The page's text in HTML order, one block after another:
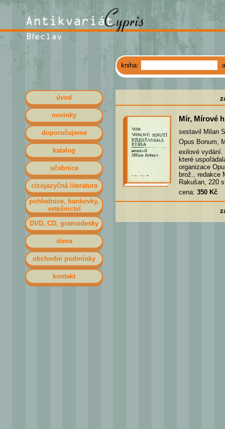
Mír, Mírové
sestavil Milan
Opus Bonum,
exilové vydání.
které
organizace
brož., redakce
Rakušan, 220
cena: 350 Kč
kniha:
úvod
novinky
doporučujeme
katalog
učebnice
cizojazyčná literatura
pohlednice, bankovky,
vetešnictví
DVD, CD, gramodesky
sleva
obchodní podmínky
kontakt